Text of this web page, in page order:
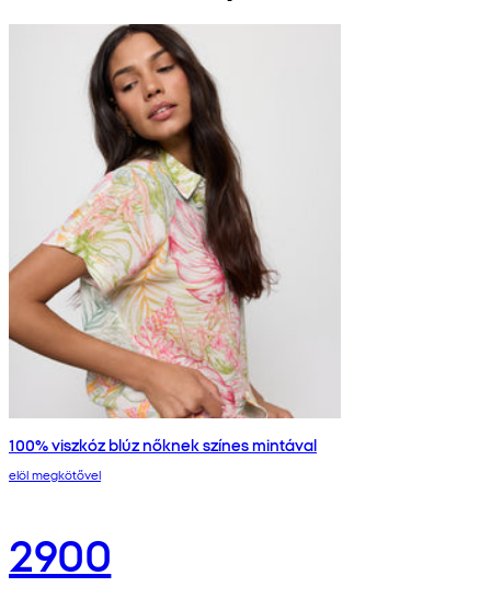
100% viszkóz blúz nőknek színes mintával
elöl megkötővel
2900